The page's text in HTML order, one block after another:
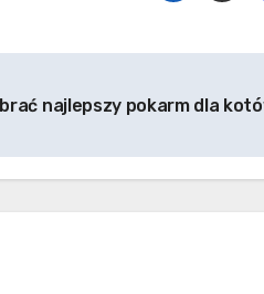
najlepszy pokarm dla